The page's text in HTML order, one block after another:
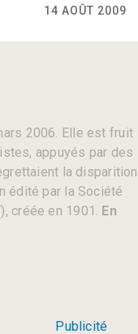
14 AOÛT 2009
2006. Elle est fruit
appuyés par des
la disparition
édité par la Société
créée en 1901. En
Publicité